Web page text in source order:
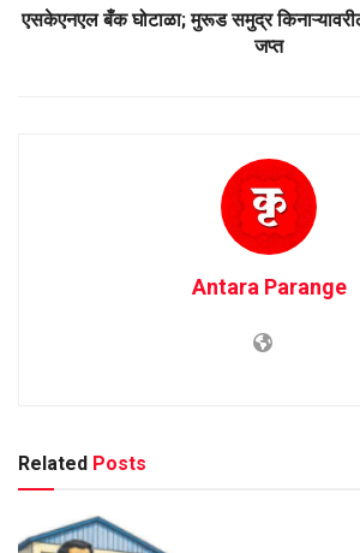
एसकेएनएल बँक घोटाळा; मुरूड समुद्र
जप्त
Antara Parange
Related Posts